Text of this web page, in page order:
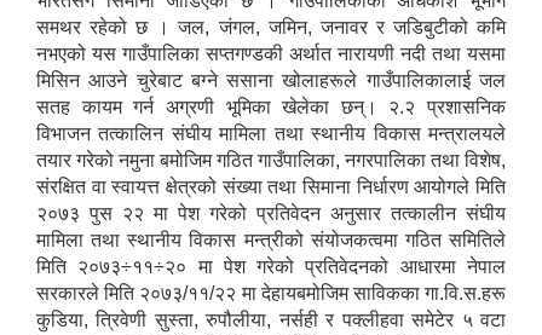
समथर रहेको छ । जल, जंगल, जमिन, जनावर र जडिबुटीको कमि
नभएको यस गाउँपालिका सप्तगण्डकी अर्थात नारायणी नदी तथा यसमा
मिसिन आउने चुरेबाट बग्ने ससाना खोलाहरूले गाउँपालिकालाई जल
सतह कायम गर्न अग्रणी भूमिका खेलेका छन्। २.२ प्रशासनिक
विभाजन तत्कालिन संघीय मामिला तथा स्थानीय विकास मन्त्रालयले
तयार गरेको नमुना बमोजिम गठित गाउँपालिका, नगरपालिका तथा विशेष,
संरक्षित वा स्वायत्त क्षेत्रको संख्या तथा सिमाना निर्धारण आयोगले मिति
२०७३ पुस २२ मा पेश गरेको प्रतिवेदन अनुसार तत्कालीन संघीय
मामिला तथा स्थानीय विकास मन्त्रीको संयोजकत्वमा गठित समितिले
मिति २०७३÷११÷२० मा पेश गरेको प्रतिवेदनको आधारमा नेपाल
सरकारले मिति २०७३/११/२२ मा देहायबमोजिम साविकका गा.वि.स.हरू
कुडिया, त्रिवेणी सुस्ता, रुपौलीया, नर्सही र पक्लीहवा समेटेर ५ वटा